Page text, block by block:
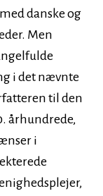
danske og
Men
i det nævnte
til den
århundrede,
i